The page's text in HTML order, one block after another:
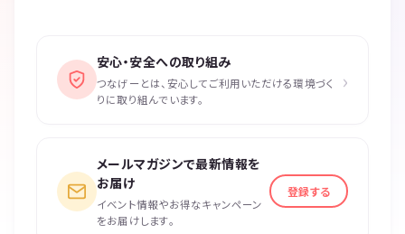
安心・安全への取り組み
つなげーとは、安心してご利用いただける環境づく
りに取り組んでいます。
›
メールマガジンで最新情報を
お届け
イベント情報やお得なキャンペーン
をお届けします。
登録する